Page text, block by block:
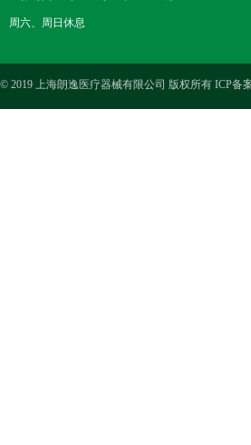
周六、周日休息
© 2019 上海朗逸医疗器械有限公司 版权所有 ICP备